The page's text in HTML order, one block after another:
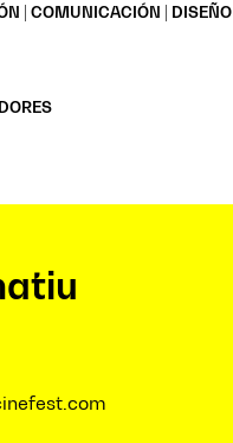
| COMUNICACIÓN | DISEÑO